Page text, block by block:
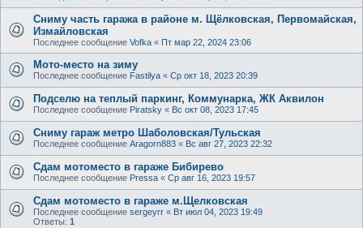
Сниму часть гаража в районе м. Щёлковская, Первомайская,
Измайловская
Последнее сообщение Vofka « Пт мар 22, 2024 23:06
Мото-место на зиму
Последнее сообщение Fastilya « Ср окт 18, 2023 20:39
Подселю на теплый паркинг, Коммунарка, ЖК Аквилон
Последнее сообщение Piratsky « Вс окт 08, 2023 17:45
Сниму гараж метро Шаболовская/Тульская
Последнее сообщение Aragorn883 « Вс авг 27, 2023 22:32
Сдам мотоместо в гараже Бибирево
Последнее сообщение Pressa « Ср авг 16, 2023 19:57
Сдам мотоместо в гараже м.Щелковская
Последнее сообщение sergeyrr « Вт июл 04, 2023 19:49
Ответы: 1